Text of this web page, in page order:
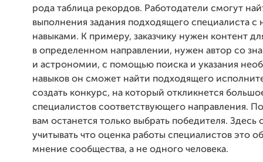
рода таблица рекордов. Работодатели смогут
выполнения задания подходящего специалиста
навыками. К примеру, заказчику нужен контент
в определенном направлении, нужен автор со
и астрономии, с помощью поиска и указания
навыков он сможет найти подходящего
создать конкурс, на который откликнется
специалистов соответствующего направления.
вам останется только выбрать победителя. Здесь
учитывать что оценка работы специалистов это
мнение сообщества, а не одного человека.